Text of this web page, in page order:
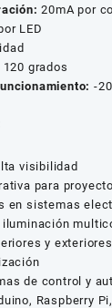
20mA por
LED
120 grados
-
visibilidad
para
en sistemas
iluminación
y exteriores
de control y
Raspberry